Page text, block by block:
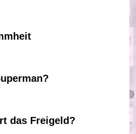
das Freigeld?